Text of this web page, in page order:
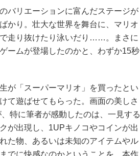
バリエーションに富んだステージが
かり。壮大な世界を舞台に、マリオ
走り抜けたり泳いだり……。まさに
ームが登場したのかと、わずか15秒
が「スーパーマリオ」を買ったとい
て遊ばせてもらった。画面の美しさ
特に筆者が感動したのは、一見する
が出現し、1UPキノコやコインが出
た物、あるいは未知のアイテムやル
でに快感なのかということを、本作